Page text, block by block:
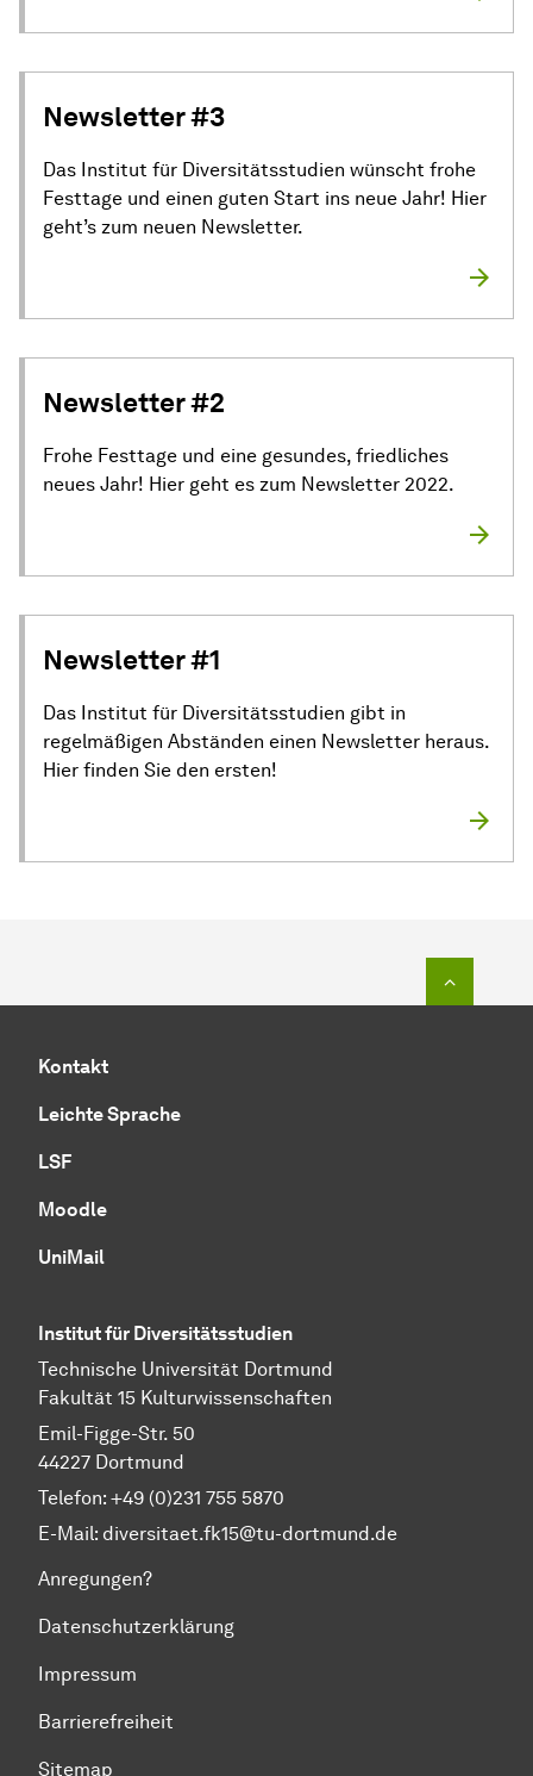
Newsletter #3
Das Institut für Diversitätsstudien wünscht frohe
Festtage und einen guten Start ins neue Jahr! Hier
geht’s zum neuen Newsletter.
Newsletter #2
Frohe Festtage und eine gesundes, friedliches
neues Jahr! Hier geht es zum Newsletter 2022.
Newsletter #1
Das Institut für Diversitätsstudien gibt in
regelmäßigen Abständen einen Newsletter heraus.
Hier finden Sie den ersten!
Kontakt
Leichte Sprache
LSF
Moodle
UniMail
Institut für Diversitätsstudien
Technische Universität Dortmund
Fakultät 15 Kulturwissenschaften
Emil-Figge-Str. 50
44227 Dortmund
Telefon: +49 (0)231 755 5870
E-Mail: diversitaet.fk15@tu-dortmund.de
Anregungen?
Datenschutzerklärung
Impressum
Barrierefreiheit
Sitemap